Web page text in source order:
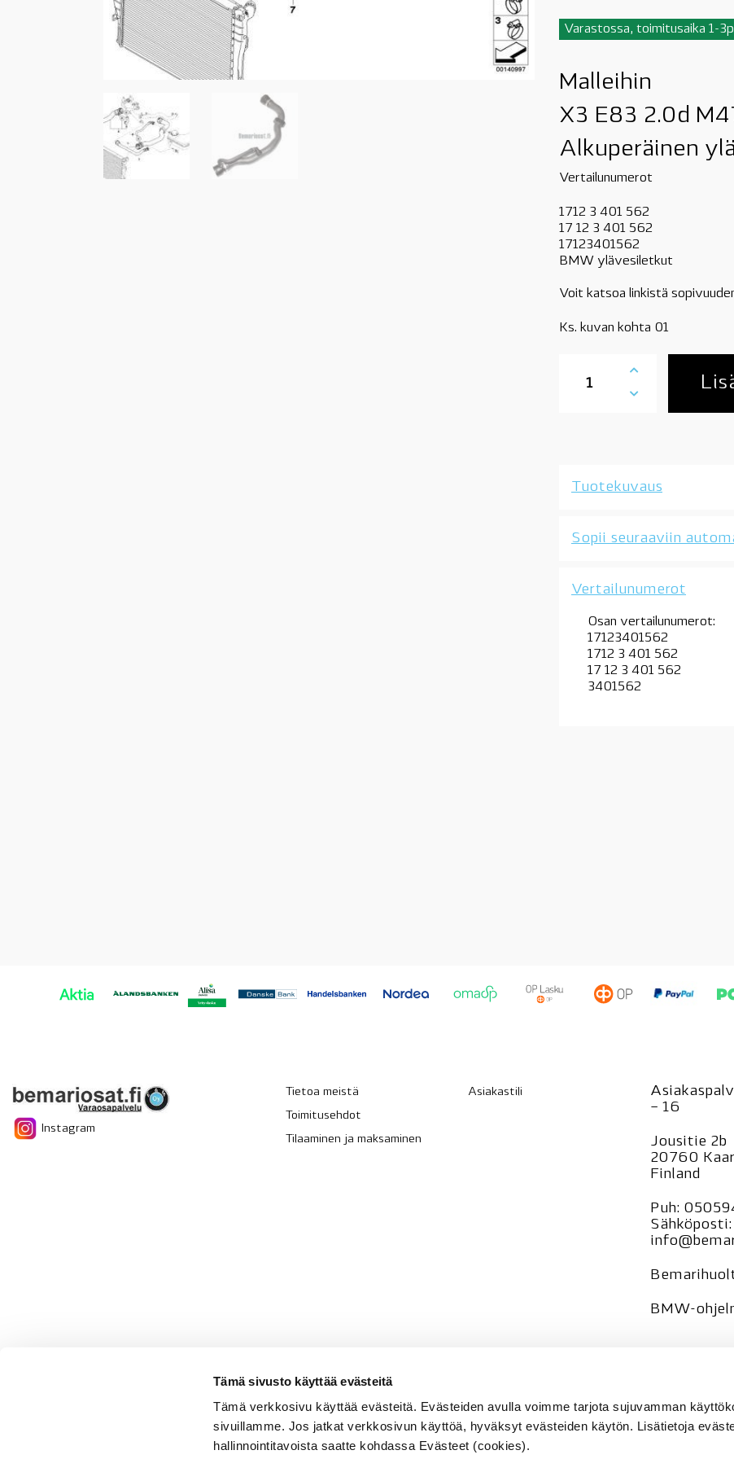
Tämä sivusto käyttää evästeitä
Tämä verkkosivu käyttää evästeitä. Evästeiden avulla voimme tarjota sujuvamman
sivuillamme. Jos jatkat verkkosivun käyttöä, hyväksyt evästeiden käytön. Lisätietoja
hallinnointitavoista saatte kohdassa Evästeet (cookies).
Varastossa, toimitusaika 1-
Malleihin
X3 E83 2.0d
Alkuperäinen
Vertailunumerot
1712 3 401 562
17 12 3 401 562
17123401562
BMW ylävesiletkut
Voit katsoa linkistä
Ks. kuvan kohta 01
BMW
määrä
Tuotekuvaus
Sopii seuraaviin
Vertailunumerot
Osan vertailunumerot:
17123401562
1712 3 401 562
17 12 3 401 562
3401562
Instagram
Tietoa meistä
Toimitusehdot
Tilaaminen ja maksaminen
Asiakastili
– 16
Jousitie 2b
20760
Finland
Puh:
Sähköposti:
BMW-
Rekisteri